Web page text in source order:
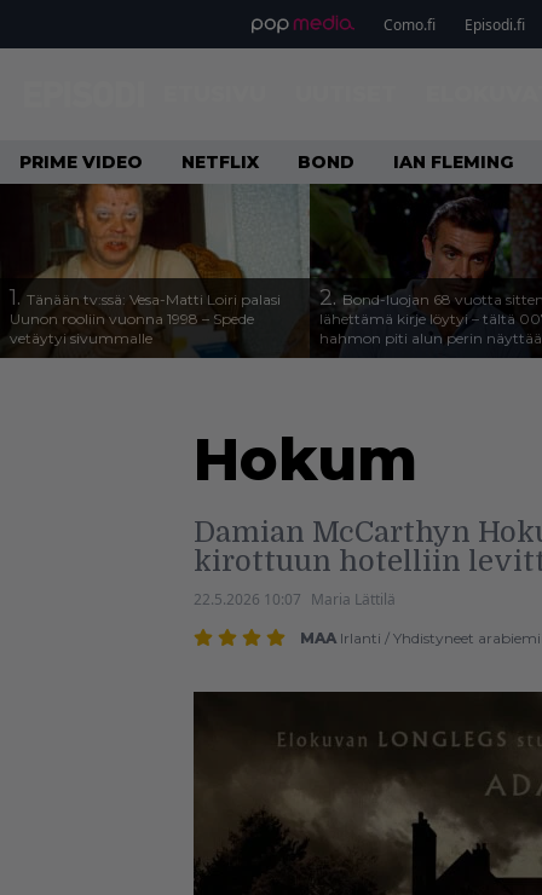
Como.fi Episodi.fi
PRIME VIDEO NETFLIX BOND IAN FLEMING
1. Tänään tv:ssä: Vesa-Matti Loiri palasi
Uunon rooliin vuonna 1998 – Spede
vetäytyi sivummalle
2.Bond-luojan 68 vuotta sitten
lähettämä kirje löytyi – tältä
hahmon piti alun perin näyttää
Hokum
Damian McCarthyn
kirottuun hotelliin
22.5.2026 10:07 Maria Lättilä
MAA Irlanti / Yhdistyneet